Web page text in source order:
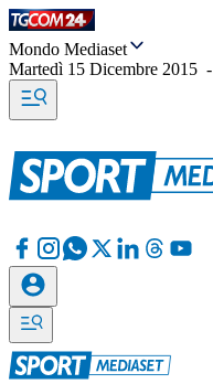
Mondo Mediaset
Martedì 15 Dicembre 2015 -